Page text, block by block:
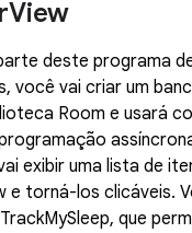
deste programa
você vai criar um
Room e usará
exibir uma lista de
e torná-los clicáveis.
que